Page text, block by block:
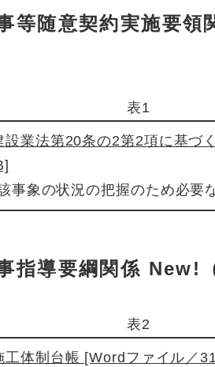
等随意契約実施要領
表1
設業法第20条の2第2項に基づ
事象の状況の把握のため必要
指導要綱関係 New!
表2
工体制台帳 [Wordファイル／